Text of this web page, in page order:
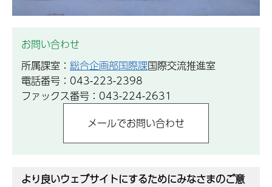
お問い合わせ
所属課室： 総合企画部国際課国際交流推進室
電話番号：043-223-2398
ファックス番号：043-224-2631
より良いウェブサイトにするためにみなさまのご意